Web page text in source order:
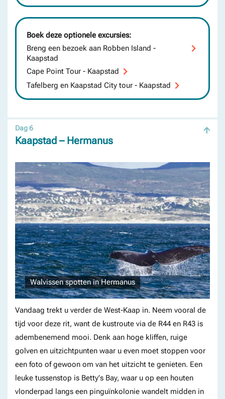
Boek deze optionele excursies:
Breng een bezoek aan Robben Island -
Kaapstad
Cape Point Tour - Kaapstad
Tafelberg en Kaapstad City tour - Kaapstad
Kaapstad – Hermanus
Dag 6
Vandaag trekt u verder de West-Kaap in. Neem vooral de
tijd voor deze rit, want de kustroute via de R44 en R43 is
adembenemend mooi. Denk aan hoge kliffen, ruige
golven en uitzichtpunten waar u even moet stoppen voor
een foto of gewoon om van het uitzicht te genieten. Een
leuke tussenstop is Betty’s Bay, waar u op een houten
vlonderpad langs een pinguïnkolonie wandelt midden in
Walvissen spotten in Hermanus